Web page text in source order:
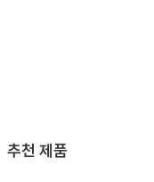
추천 제품